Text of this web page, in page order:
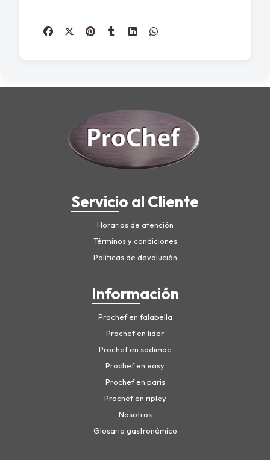
Servicio al Cliente
Horarios de atención
Términos y condiciones
Políticas de devolución
Información
Prochef en falabella
Prochef en lider
Prochef en sodimac
Prochef en easy
Prochef en paris
Prochef en ripley
Nosotros
Glosario gastronómico